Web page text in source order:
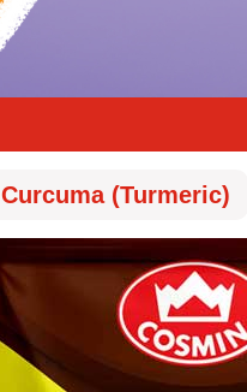
Curcuma (Turmeric)